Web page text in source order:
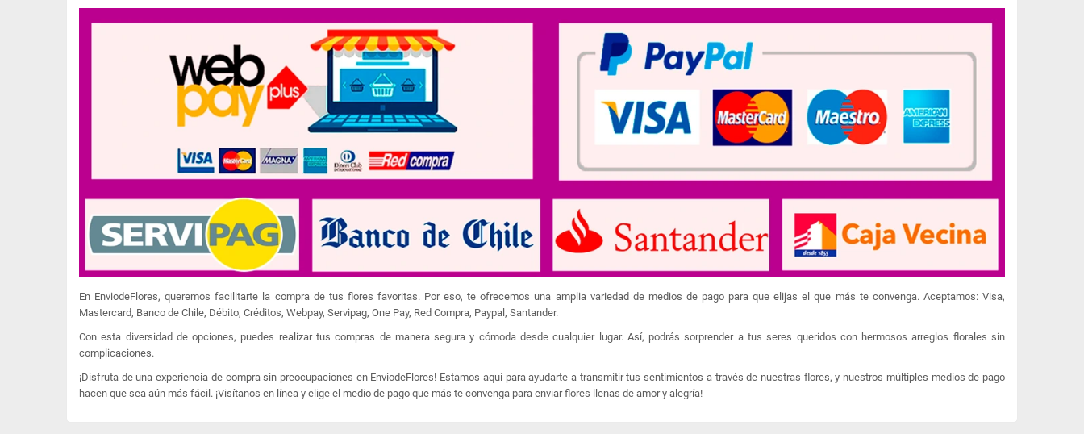
En EnviodeFlores, queremos facilitarte la compra de tus flores favoritas. Por eso, te ofrecemos una amplia variedad de medios de pago para que elijas el que más te convenga. Aceptamos: Visa,
Mastercard, Banco de Chile, Débito, Créditos, Webpay, Servipag, One Pay, Red Compra, Paypal, Santander.
Con esta diversidad de opciones, puedes realizar tus compras de manera segura y cómoda desde cualquier lugar. Así, podrás sorprender a tus seres queridos con hermosos arreglos florales sin
complicaciones.
¡Disfruta de una experiencia de compra sin preocupaciones en EnviodeFlores! Estamos aquí para ayudarte a transmitir tus sentimientos a través de nuestras flores, y nuestros múltiples medios de pago
hacen que sea aún más fácil. ¡Visítanos en línea y elige el medio de pago que más te convenga para enviar flores llenas de amor y alegría!